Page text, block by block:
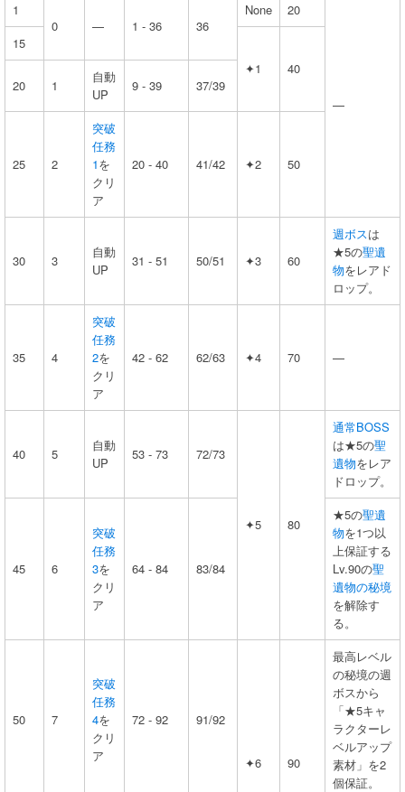
1
0
— 1 - 36 36
None 20
—
15
✦1
40
20
1
自動
UP
9 - 39 37/39
25 2
突破
任務
1を
クリ
ア
20 - 40 41/42 ✦2 50
30 3
自動
UP
31 - 51 50/51 ✦3 60
週ボスは
★5の聖遺
物をレアド
ロップ。
35 4
突破
任務
2を
クリ
ア
42 - 62 62/63 ✦4 70 —
40 5
自動
UP
53 - 73 72/73
✦5 80
通常BOSS
は★5の聖
遺物をレア
ドロップ。
45 6
突破
任務
3を
クリ
ア
64 - 84 83/84
★5の聖遺
物を1つ以
上保証する
Lv.90の聖
遺物の秘境
を解除す
る。
50 7
突破
任務
4を
クリ
ア
72 - 92 91/92
✦6 90
最高レベル
の秘境の週
ボスから
「★5キャ
ラクターレ
ベルアップ
素材」を2
個保証。